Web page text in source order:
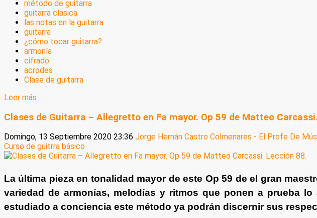
método de guitarra
guitarra clasica
las notas en la guitarra
guitarra
¿cómo tocar guitarra?
armonía
cifrado
acrodes
Clase de guitarra
Leer más ...
Clases de Guitarra – Allegretto en Fa mayor. Op 59 de Matteo
Domingo, 13 Septiembre 2020 23:36 Jorge Hernán Castro Colmenares - El Profe De
Curso de guitrra básico
La última pieza en tonalidad mayor de este Op 59 de el gran
variedad de armonías, melodías y ritmos que ponen a prueba
estudiado a conciencia este método ya podrán discernir sus